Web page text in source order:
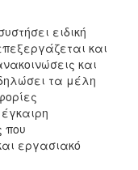
ειδική
και
και
τα μέλη
που
εργασιακό